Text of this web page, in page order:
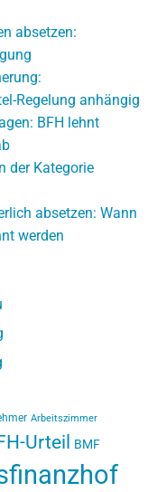
absetzen:
Regelung anhängig
BFH lehnt
der Kategorie
absetzen: Wann
werden
Arbeitszimmer
Urteil BMF